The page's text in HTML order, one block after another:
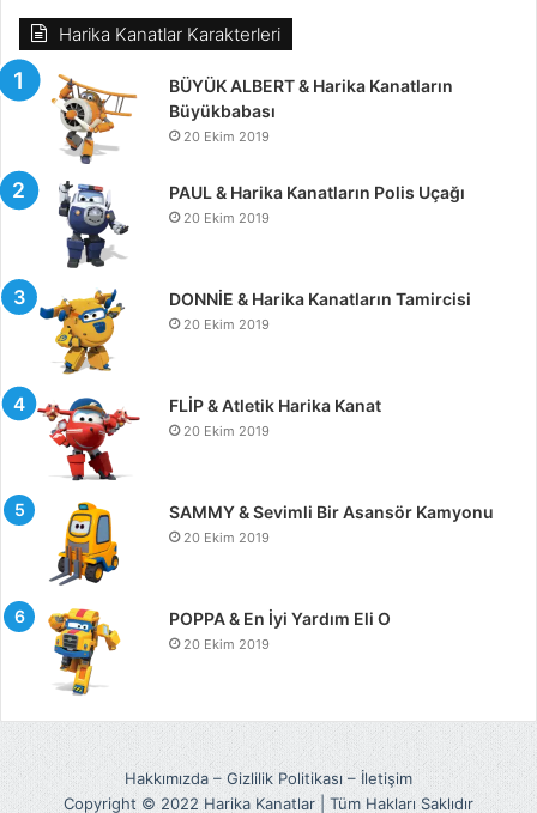
Harika Kanatlar Karakterleri
BÜYÜK ALBERT & Harika Kanatların
Büyükbabası
20 Ekim 2019
PAUL & Harika Kanatların Polis Uçağı
20 Ekim 2019
DONNİE & Harika Kanatların Tamircisi
20 Ekim 2019
FLİP & Atletik Harika Kanat
20 Ekim 2019
SAMMY & Sevimli Bir Asansör Kamyonu
20 Ekim 2019
POPPA & En İyi Yardım Eli O
20 Ekim 2019
Hakkımızda– Gizlilik Politikası –İletişim
Copyright © 2022 Harika Kanatlar | Tüm Hakları Saklıdır